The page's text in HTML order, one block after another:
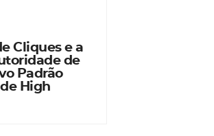
Cliques e a
de
Padrão
High